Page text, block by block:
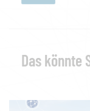
Das könnte